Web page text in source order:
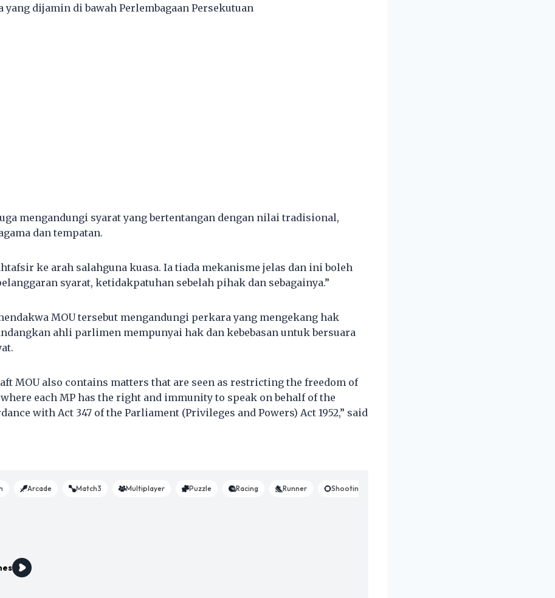
yang dijamin di bawah Perlembagaan Persekutuan
mengandungi syarat yang bertentangan dengan nilai tradisional,
dan tempatan.
ke arah salahguna kuasa. Ia tiada mekanisme jelas dan ini boleh
syarat, ketidakpatuhan sebelah pihak dan sebagainya.”
MOU tersebut mengandungi perkara yang mengekang hak
ahli parlimen mempunyai hak dan kebebasan untuk bersuara
MOU also contains matters that are seen as restricting the freedom of
where each MP has the right and immunity to speak on behalf of the
with Act 347 of the Parliament (Privileges and Powers) Act 1952,” said